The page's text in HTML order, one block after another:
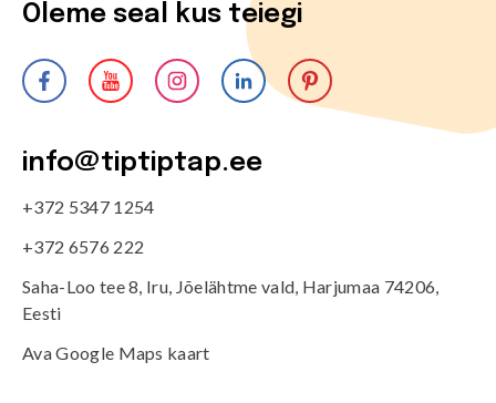
Oleme seal kus teiegi
info@tiptiptap.ee
+372 5347 1254
+372 6576 222
Saha-Loo tee 8, Iru, Jõelähtme vald, Harjumaa 74206,
Eesti
Ava Google Maps kaart